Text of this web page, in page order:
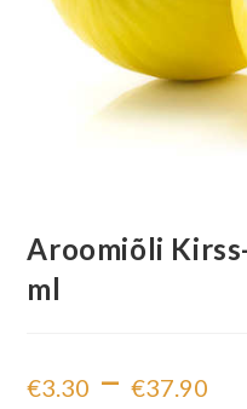
Aroomiõli
ml
€3.30 – €37.90